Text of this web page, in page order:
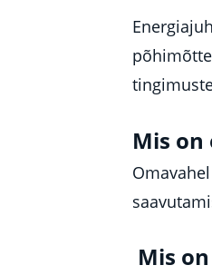
Mis
Mis